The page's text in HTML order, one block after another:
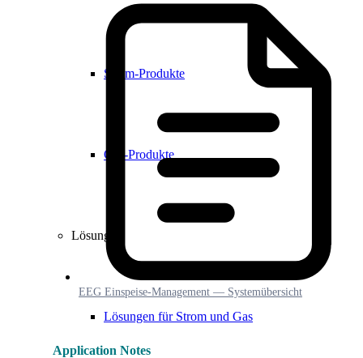
Strom-Produkte
Gas-Produkte
Lösungen
Lösungen für Strom und Gas
EEG Einspeise-Management — Systemübersicht
Application Notes